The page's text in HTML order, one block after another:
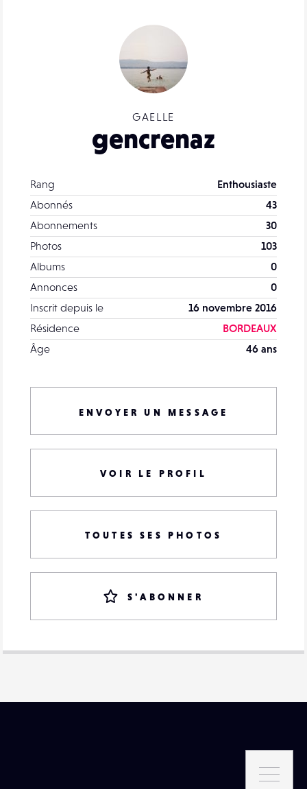
GAELLE
gencrenaz
Rang
Enthousiaste
Abonnés
43
Abonnements
30
Photos
103
Albums
0
Annonces
0
Inscrit depuis le
16 novembre 2016
Résidence
BORDEAUX
Âge
46 ans
ENVOYER UN MESSAGE
VOIR LE PROFIL
TOUTES SES PHOTOS
S'ABONNER